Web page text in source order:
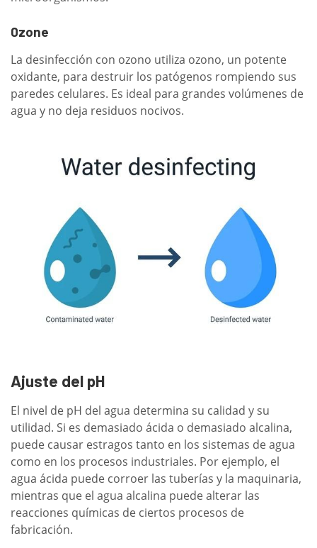
0zone
La desinfección con ozono utiliza ozono, un potente
oxidante, para destruir los patógenos rompiendo sus
paredes celulares. Es ideal para grandes volúmenes de
agua y no deja residuos nocivos.
Ajuste del pH
El nivel de pH del agua determina su calidad y su
utilidad. Si es demasiado ácida o demasiado alcalina,
puede causar estragos tanto en los sistemas de agua
como en los procesos industriales. Por ejemplo, el
agua ácida puede corroer las tuberías y la maquinaria,
mientras que el agua alcalina puede alterar las
reacciones químicas de ciertos procesos de
fabricación.